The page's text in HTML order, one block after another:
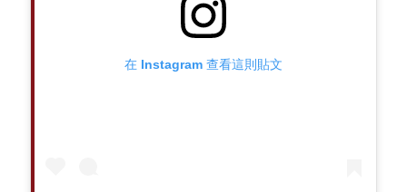
在 Instagram 查看這則貼文